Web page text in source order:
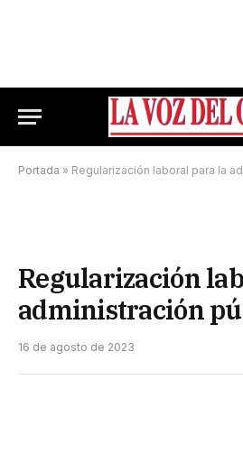
Portada » Regularización laboral para la
Regularización
administración
16 de agosto de 2023